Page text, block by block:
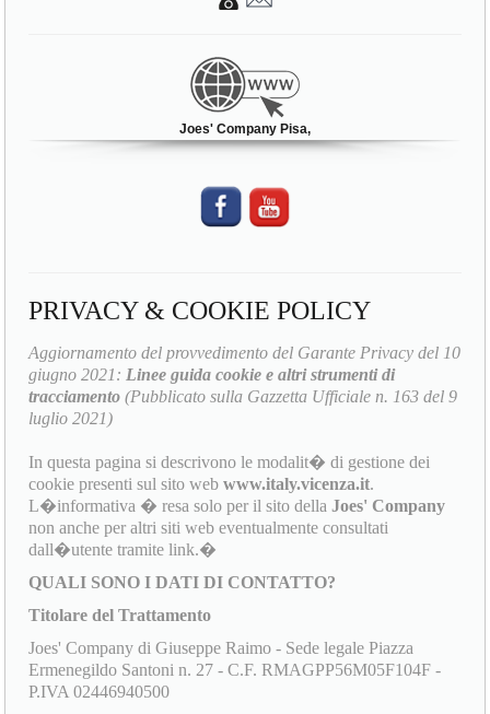
Joes' Company Pisa,
PRIVACY & COOKIE POLICY
Aggiornamento del provvedimento del Garante Privacy del 10
giugno 2021: Linee guida cookie e altri strumenti di
tracciamento (Pubblicato sulla Gazzetta Ufficiale n. 163 del 9
luglio 2021)
In questa pagina si descrivono le modalit� di gestione dei
cookie presenti sul sito webwww.italy.vicenza.it.
L�informativa � resa solo per il sito dellaJoes' Company
non anche per altri siti web eventualmente consultati
dall�utente tramite link.�
QUALI SONO I DATI DI CONTATTO?
Titolare del Trattamento
Joes' Company di Giuseppe Raimo - Sede legale Piazza
Ermenegildo Santoni n. 27 - C.F. RMAGPP56M05F104F -
P.IVA 02446940500